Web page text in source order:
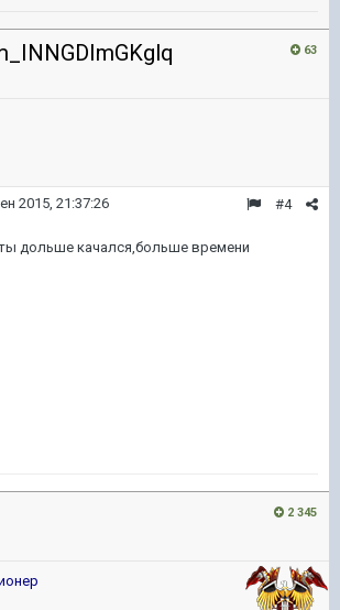
63
#4
2015, 21:37:26
дольше качался,больше времени
2 345